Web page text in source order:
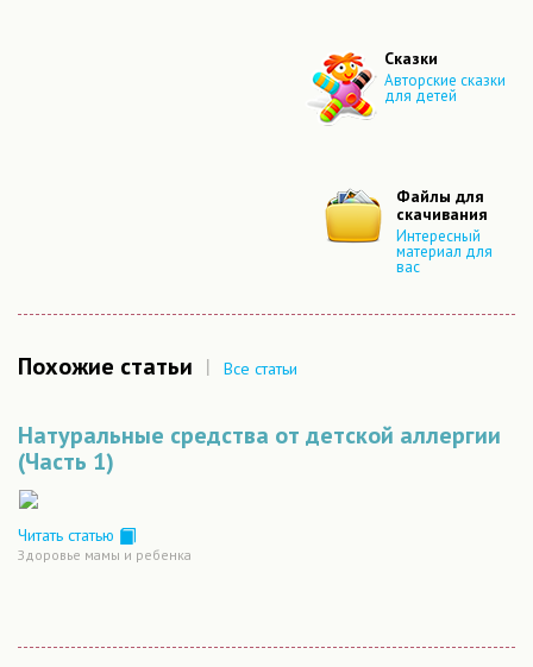
Сказки
Авторские сказки
для детей
Файлы для
скачивания
Интересный
материал для
вас
Похожие статьи | Все статьи
Натуральные средства от детской аллергии
(Часть 1)
Читать статью
Здоровье мамы и ребенка